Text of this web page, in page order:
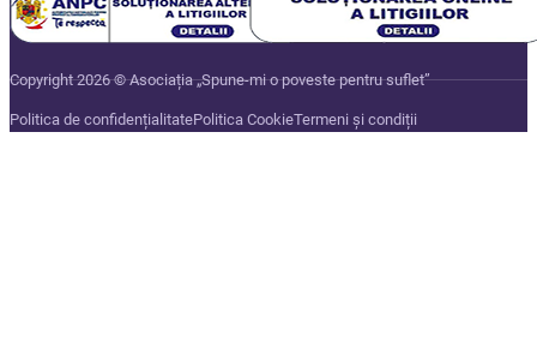
Copyright 2026 © Asociația „Spune-mi o poveste pentru suflet”
Politica de confidențialitatePolitica CookieTermeni și condiții